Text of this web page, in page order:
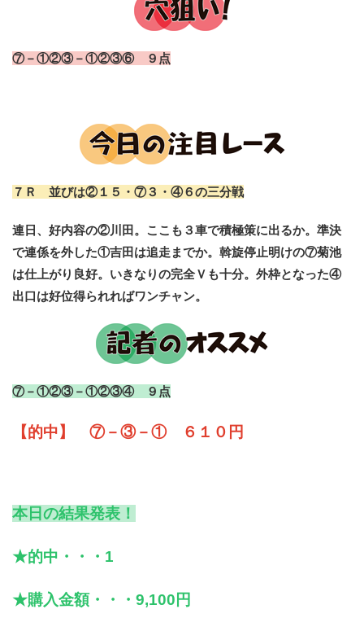
⑦－①②③－①②③⑥ ９点
７Ｒ 並びは②１５・⑦３・④６の三分戦
連日、好内容の②川田。ここも３車で積極策に出るか。準決
で連係を外した①吉田は追走までか。斡旋停止明けの⑦菊池
は仕上がり良好。いきなりの完全Ｖも十分。外枠となった④
出口は好位得られればワンチャン。
⑦－①②③－①②③④ ９点
【的中】 ⑦－③－① ６１０円
本日の結果発表！
★的中・・・1
★購入金額・・・9,100 円